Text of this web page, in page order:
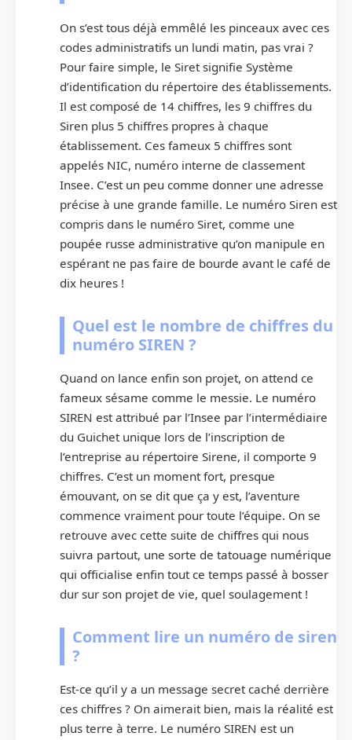
On s’est tous déjà emmêlé les pinceaux avec ces
codes administratifs un lundi matin, pas vrai ?
Pour faire simple, le Siret signifie Système
d’identification du répertoire des établissements.
Il est composé de 14 chiffres, les 9 chiffres du
Siren plus 5 chiffres propres à chaque
établissement. Ces fameux 5 chiffres sont
appelés NIC, numéro interne de classement
Insee. C’est un peu comme donner une adresse
précise à une grande famille. Le numéro Siren est
compris dans le numéro Siret, comme une
poupée russe administrative qu’on manipule en
espérant ne pas faire de bourde avant le café de
dix heures !
Quel est le nombre de chiffres du
numéro SIREN ?
Quand on lance enfin son projet, on attend ce
fameux sésame comme le messie. Le numéro
SIREN est attribué par l’Insee par l’intermédiaire
du Guichet unique lors de l’inscription de
l’entreprise au répertoire Sirene, il comporte 9
chiffres. C’est un moment fort, presque
émouvant, on se dit que ça y est, l’aventure
commence vraiment pour toute l’équipe. On se
retrouve avec cette suite de chiffres qui nous
suivra partout, une sorte de tatouage numérique
qui officialise enfin tout ce temps passé à bosser
dur sur son projet de vie, quel soulagement !
Comment lire un numéro de siren
?
Est-ce qu’il y a un message secret caché derrière
ces chiffres ? On aimerait bien, mais la réalité est
plus terre à terre. Le numéro SIREN est un